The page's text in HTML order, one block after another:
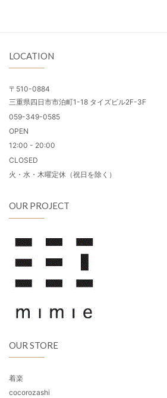
LOCATION
〒510-0884
三重県四日市市泊町1-18 タイズビル2F-3F
059-349-0585
OPEN
12:00 - 20:00
CLOSED
火・水・木曜定休（祝日を除く）
OUR PROJECT
OUR STORE
着楽
cocorozashi